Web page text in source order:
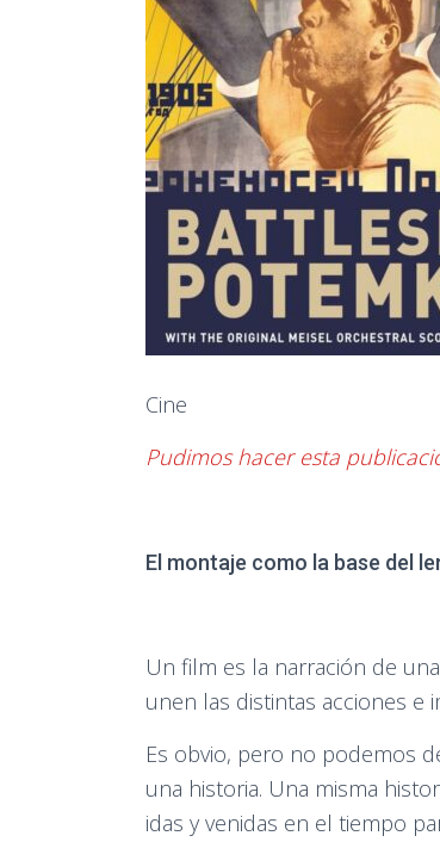
Cine
Pudimos hacer esta
El montaje como la base del
Un film es la narración de
unen las distintas acciones e
Es obvio, pero no podemos
una historia. Una misma
idas y venidas en el tiempo